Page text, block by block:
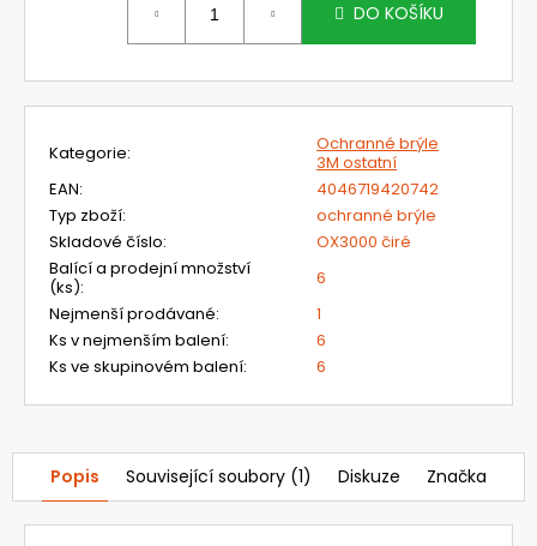
DO KOŠÍKU
Kategorie:
Ochranné brýle
3M ostatní
EAN:
4046719420742
Typ zboží:
ochranné brýle
Skladové číslo:
OX3000 čiré
Balící a prodejní množství
(ks):
6
Nejmenší prodávané:
1
Ks v nejmenším balení:
6
Ks ve skupinovém balení: 6
Popis Související soubory (1) Diskuze Značka
SPEEDGLAS
G5-
PRO
FILTREM
G5-
01/03VC
269,76
Původně:
385,37